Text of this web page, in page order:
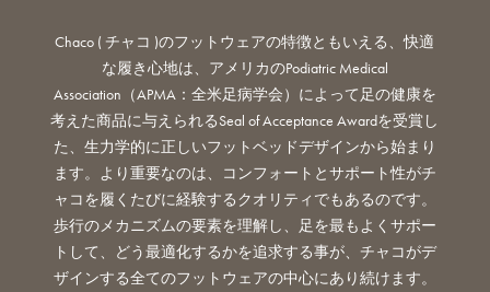
Chaco ( チャコ )のフットウェアの特徴ともいえる、快適
な履き心地は、アメリカのPodiatric Medical
Association（APMA：全米足病学会）によって足の健康を
考えた商品に与えられるSeal of Acceptance Awardを受賞し
た、生力学的に正しいフットベッドデザインから始まり
ます。より重要なのは、コンフォートとサポート性がチ
ャコを履くたびに経験するクオリティでもあるのです。
歩行のメカニズムの要素を理解し、足を最もよくサポー
トして、どう最適化するかを追求する事が、チャコがデ
ザインする全てのフットウェアの中心にあり続けます。